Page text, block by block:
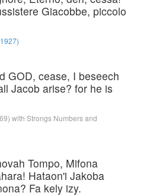
Giacobbe, piccolo
GOD, cease, I beseech
Jacob arise? for he is
with Strongs Numbers and
Tompo, Mifona
Hataon'i Jakoba
Fa kely izy.